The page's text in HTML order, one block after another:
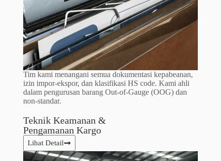
Tim kami menangani semua dokumentasi kepabeanan,
izin impor-ekspor, dan klasifikasi HS code. Kami ahli
dalam pengurusan barang Out-of-Gauge (OOG) dan
non-standar.
Teknik Keamanan &
Pengamanan Kargo​
Lihat Detail